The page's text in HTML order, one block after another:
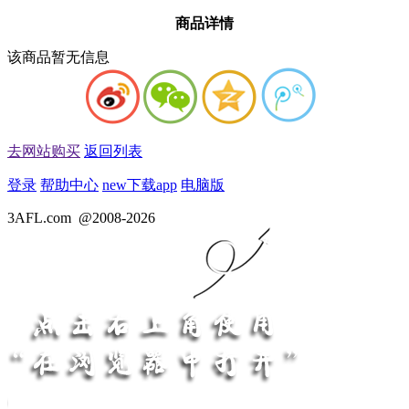
商品详情
该商品暂无信息
去网站购买 返回列表
登录 帮助中心 new下载app 电脑版
3AFL.com @2008-2026